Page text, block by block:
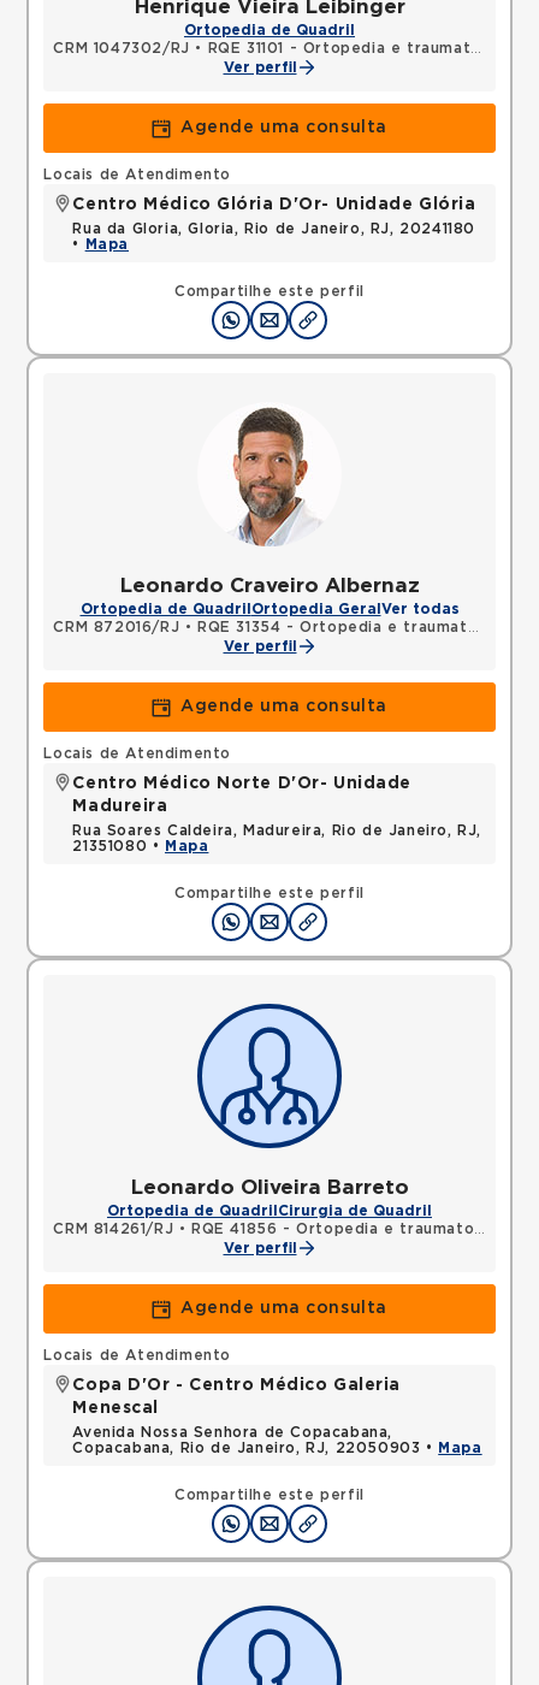
Henrique Vieira Leibinger
Ortopedia de Quadril
CRM 1047302/RJ •
RQE 31101 - Ortopedia e traumatologia
Ver perfil
Agende uma consulta
Compartilhe este perfil
Locais de Atendimento
Centro Médico Glória D'Or- Unidade Glória
Rua da Gloria, Gloria, Rio de Janeiro, RJ, 20241180
•
Mapa
Leonardo Craveiro Albernaz
Ortopedia de Quadril Ortopedia Geral Ver todas
CRM 872016/RJ •
RQE 31354 - Ortopedia e traumatologia
Ver perfil
Agende uma consulta
Compartilhe este perfil
Locais de Atendimento
Centro Médico Norte D'Or- Unidade
Madureira
Rua Soares Caldeira, Madureira, Rio de Janeiro, RJ,
21351080 •
Mapa
Leonardo Oliveira Barreto
Ortopedia de Quadril Cirurgia de Quadril
CRM 814261/RJ •
RQE 41856 - Ortopedia e traumatologia
Ver perfil
Agende uma consulta
Compartilhe este perfil
Locais de Atendimento
Copa D'Or - Centro Médico Galeria
Menescal
Avenida Nossa Senhora de Copacabana,
Copacabana, Rio de Janeiro, RJ, 22050903 •
Mapa